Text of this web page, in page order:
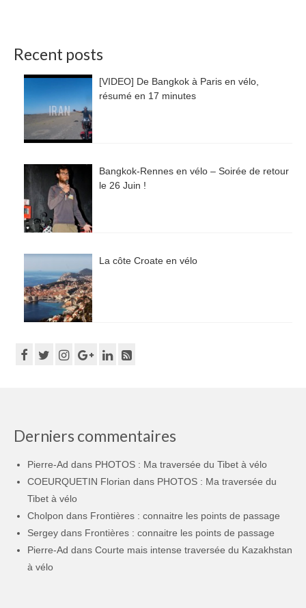
Recent posts
[VIDEO] De Bangkok à Paris en vélo,
résumé en 17 minutes
Bangkok-Rennes en vélo – Soirée de retour
le 26 Juin !
La côte Croate en vélo
Derniers commentaires
Pierre-Ad dans PHOTOS : Ma traversée du Tibet à vélo
COEURQUETIN Florian dans PHOTOS : Ma traversée du
Tibet à vélo
Cholpon dans Frontières : connaitre les points de passage
Sergey dans Frontières : connaitre les points de passage
Pierre-Ad dans Courte mais intense traversée du Kazakhstan
à vélo